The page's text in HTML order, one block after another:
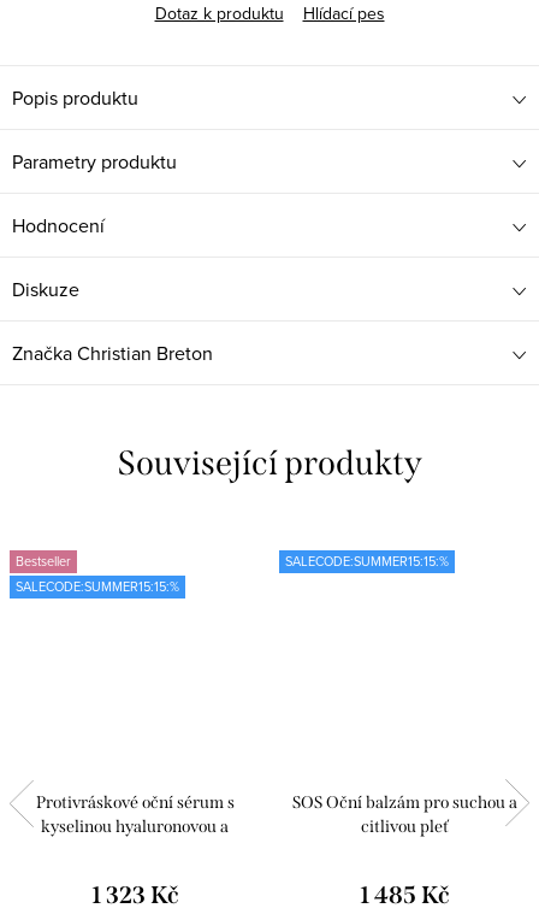
Dotaz k produktu
Hlídací pes
Popis produktu
Parametry produktu
Hodnocení
Diskuze
ZnačkaChristian Breton
Související produkty
Bestseller
SALECODE:SUMMER15:15:%
Protivráskové oční sérum s
kyselinou hyaluronovou a
1 323 Kč
SALECODE:SUMMER15:15:%
SOS Oční balzám pro suchou a
citlivou pleť
1 485 Kč